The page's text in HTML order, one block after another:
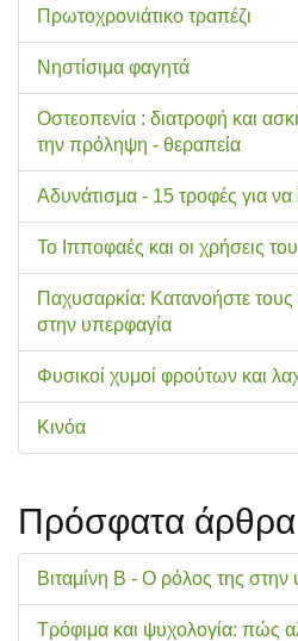
Πρωτοχρονιάτικο τραπέζι
Νηστίσιμα φαγητά
Οστεοπενία : διατροφή και
την πρόληψη - θεραπεία
Αδυνάτισμα - 15 τροφές για να
Το Ιπποφαές και οι χρήσεις
Παχυσαρκία: Κατανοήστε
στην υπερφαγία
Φυσικοί χυμοί φρούτων και
Κινόα
Πρόσφατα άρθρα
Βιταμίνη Β - Ο ρόλος της στην
Τρόφιμα και ψυχολογία: πώς